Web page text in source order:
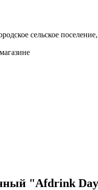
сельское
"Afdrink